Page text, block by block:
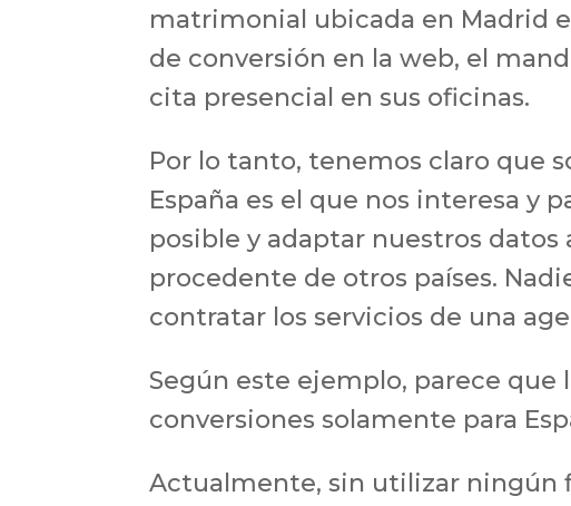
matrimonial ubicada en Madrid
de conversión en la web, el
cita presencial en sus oficinas.
Por lo tanto, tenemos claro que
España es el que nos interesa y
posible y adaptar nuestros
procedente de otros países.
contratar los servicios de una
Según este ejemplo, parece que
conversiones solamente para
Actualmente, sin utilizar ningún